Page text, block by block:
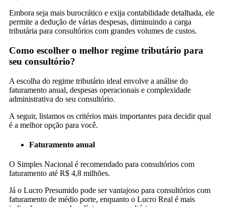
Embora seja mais burocrático e exija contabilidade detalhada, ele
permite a dedução de várias despesas, diminuindo a carga
tributária para consultórios com grandes volumes de custos.
Como escolher o melhor regime tributário para
seu consultório?
A escolha do regime tributário ideal envolve a análise do
faturamento anual, despesas operacionais e complexidade
administrativa do seu consultório.
A seguir, listamos os critérios mais importantes para decidir qual
é a melhor opção para você.
Faturamento anual
O Simples Nacional é recomendado para consultórios com
faturamento até R$ 4,8 milhões.
Já o Lucro Presumido pode ser vantajoso para consultórios com
faturamento de médio porte, enquanto o Lucro Real é mais